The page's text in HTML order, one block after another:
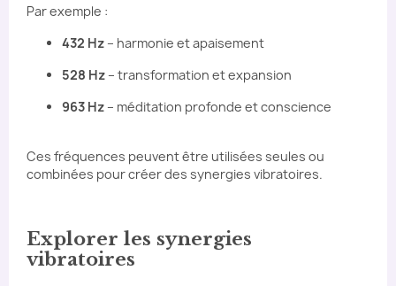
Par exemple :
432 Hz – harmonie et apaisement
528 Hz – transformation et expansion
963 Hz – méditation profonde et conscience
Ces fréquences peuvent être utilisées seules ou
combinées pour créer des synergies vibratoires.
Explorer les synergies
vibratoires